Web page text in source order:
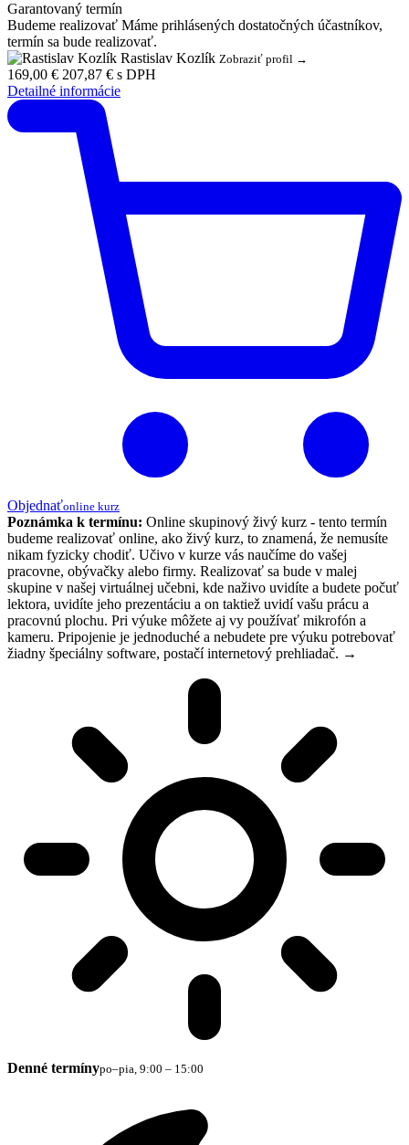
Garantovaný termín
Budeme realizovať Máme prihlásených dostatočných účastníkov,
termín sa bude realizovať.
Rastislav Kozlík Zobraziť profil →
169,00 € 207,87 € s DPH
Detailné informácie
Objednaťonline kurz
Poznámka k termínu: Online skupinový živý kurz - tento termín
budeme realizovať online, ako živý kurz, to znamená, že nemusíte
nikam fyzicky chodiť. Učivo v kurze vás naučíme do vašej
pracovne, obývačky alebo firmy. Realizovať sa bude v malej
skupine v našej virtuálnej učebni, kde naživo uvidíte a budete počuť
lektora, uvidíte jeho prezentáciu a on taktiež uvidí vašu prácu a
pracovnú plochu. Pri výuke môžete aj vy používať mikrofón a
kameru. Pripojenie je jednoduché a nebudete pre výuku potrebovať
žiadny špeciálny software, postačí internetový prehliadač. →
Denné termínypo–pia, 9:00 – 15:00